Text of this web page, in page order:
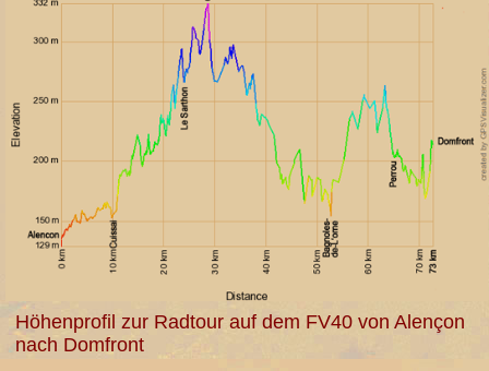
Höhenprofil zur Radtour auf dem FV40 von Alençon
nach Domfront